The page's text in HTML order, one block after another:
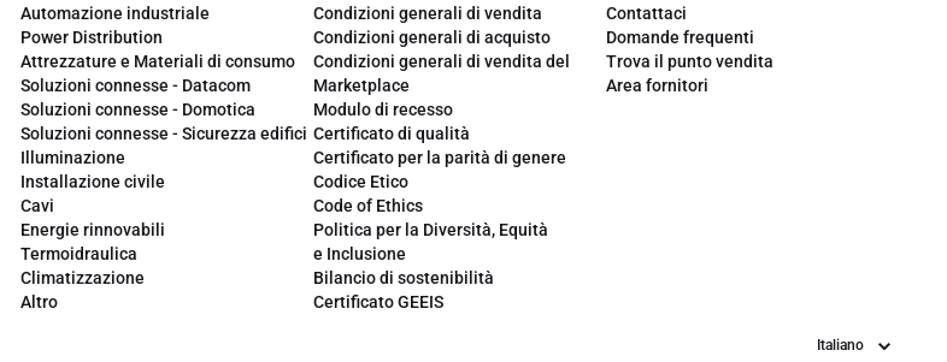
Automazione industriale
Power Distribution
Attrezzature e Materiali di consumo
Soluzioni connesse - Datacom
Soluzioni connesse - Domotica
Soluzioni connesse - Sicurezza edifici
Illuminazione
Installazione civile
Cavi
Energie rinnovabili
Termoidraulica
Climatizzazione
Altro
Condizioni generali di vendita
Condizioni generali di acquisto
Condizioni generali di vendita del
Marketplace
Modulo di recesso
Certificato di qualità
Certificato per la parità di genere
Codice Etico
Code of Ethics
Politica per la Diversità, Equità
e Inclusione
Bilancio di sostenibilità
Certificato GEEIS
Contattaci
Domande frequenti
Trova il punto vendita
Area fornitori
Lingua